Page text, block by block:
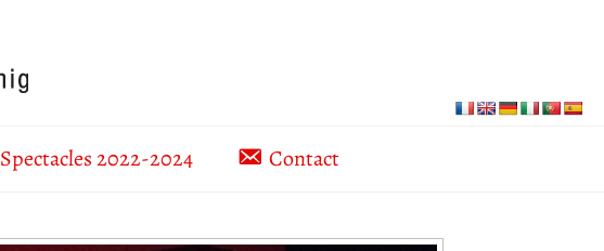
Spectacles 2022-2024 Contact